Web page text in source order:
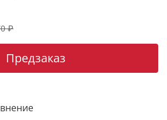
₽
Предзаказ